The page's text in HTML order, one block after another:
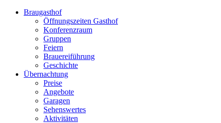
Braugasthof
Öffnungszeiten Gasthof
Konferenzraum
Gruppen
Feiern
Brauereiführung
Geschichte
Übernachtung
Preise
Angebote
Garagen
Sehenswertes
Aktivitäten